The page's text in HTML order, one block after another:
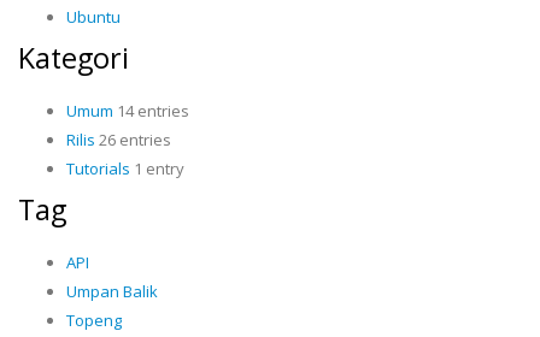
Ubuntu
Kategori
Umum 14 entries
Rilis 26 entries
Tutorials 1 entry
Tag
API
Umpan Balik
Topeng